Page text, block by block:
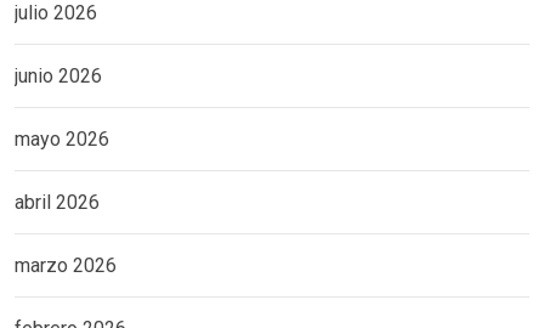
julio 2026
junio 2026
mayo 2026
abril 2026
marzo 2026